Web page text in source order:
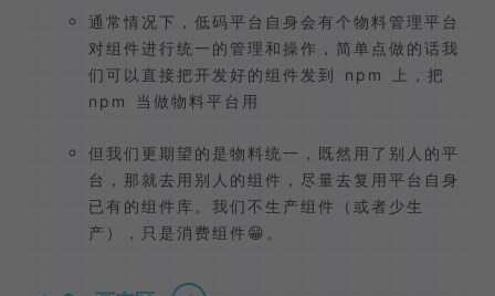
通常情况下，低码平台自身会有个物料管理平台
对组件进行统一的管理和操作，简单点做的话我
们可以直接把开发好的组件发到 npm 上，把
npm 当做物料平台用
但我们更期望的是物料统一，既然用了别人的平
台，那就去用别人的组件，尽量去复用平台自身
已有的组件库。我们不生产组件（或者少生
产），只是消费组件😁。